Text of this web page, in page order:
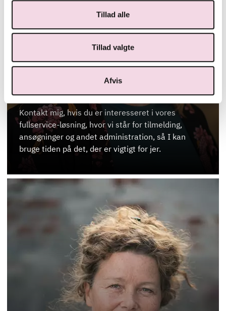
Tillad alle
Tillad valgte
Afvis
ANNE MARIE BRINKLER
T: 2550 3656
Kontakt mig, hvis du er interesseret i vores
fullservice-løsning, hvor vi står for tilmelding,
ansøgninger og andet administration, så I kan
bruge tiden på det, der er vigtigt for jer.